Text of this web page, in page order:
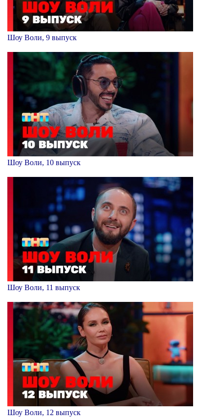
Шоу Воли, 9 выпуск
Шоу Воли, 10 выпуск
Шоу Воли, 11 выпуск
Шоу Воли, 12 выпуск